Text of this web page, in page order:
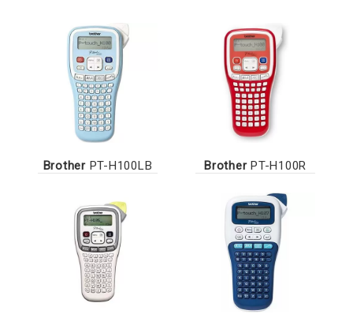
BrotherPT-H100LB BrotherPT-H100R